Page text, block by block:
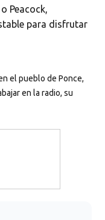
Peacock,
para disfrutar
el pueblo de Ponce,
en la radio, su